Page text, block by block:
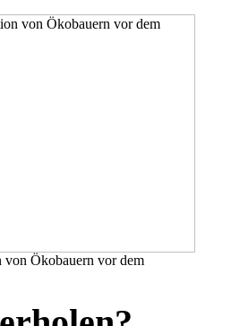
von Ökobauern vor dem